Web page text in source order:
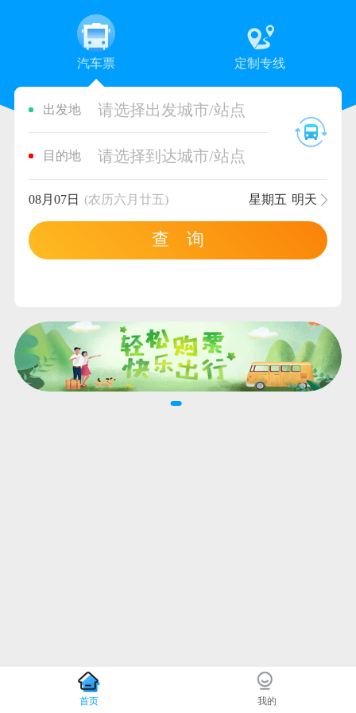
汽车票 定制专线
出发地 请选择出发城市/站点
目的地 请选择到达城市/站点
08月07日 (农历六月廿五) 星期五 明天
查 询
首页 我的